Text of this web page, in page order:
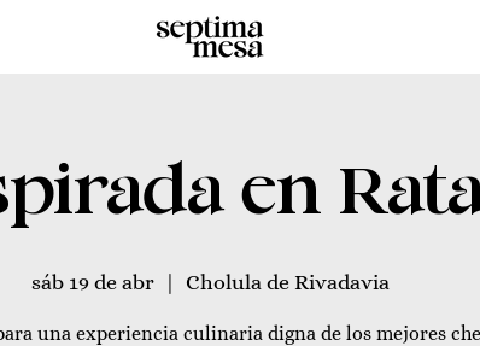
en
sáb 19 de abr
  |
Cholula de Rivadavia
una experiencia culinaria digna de los mejores